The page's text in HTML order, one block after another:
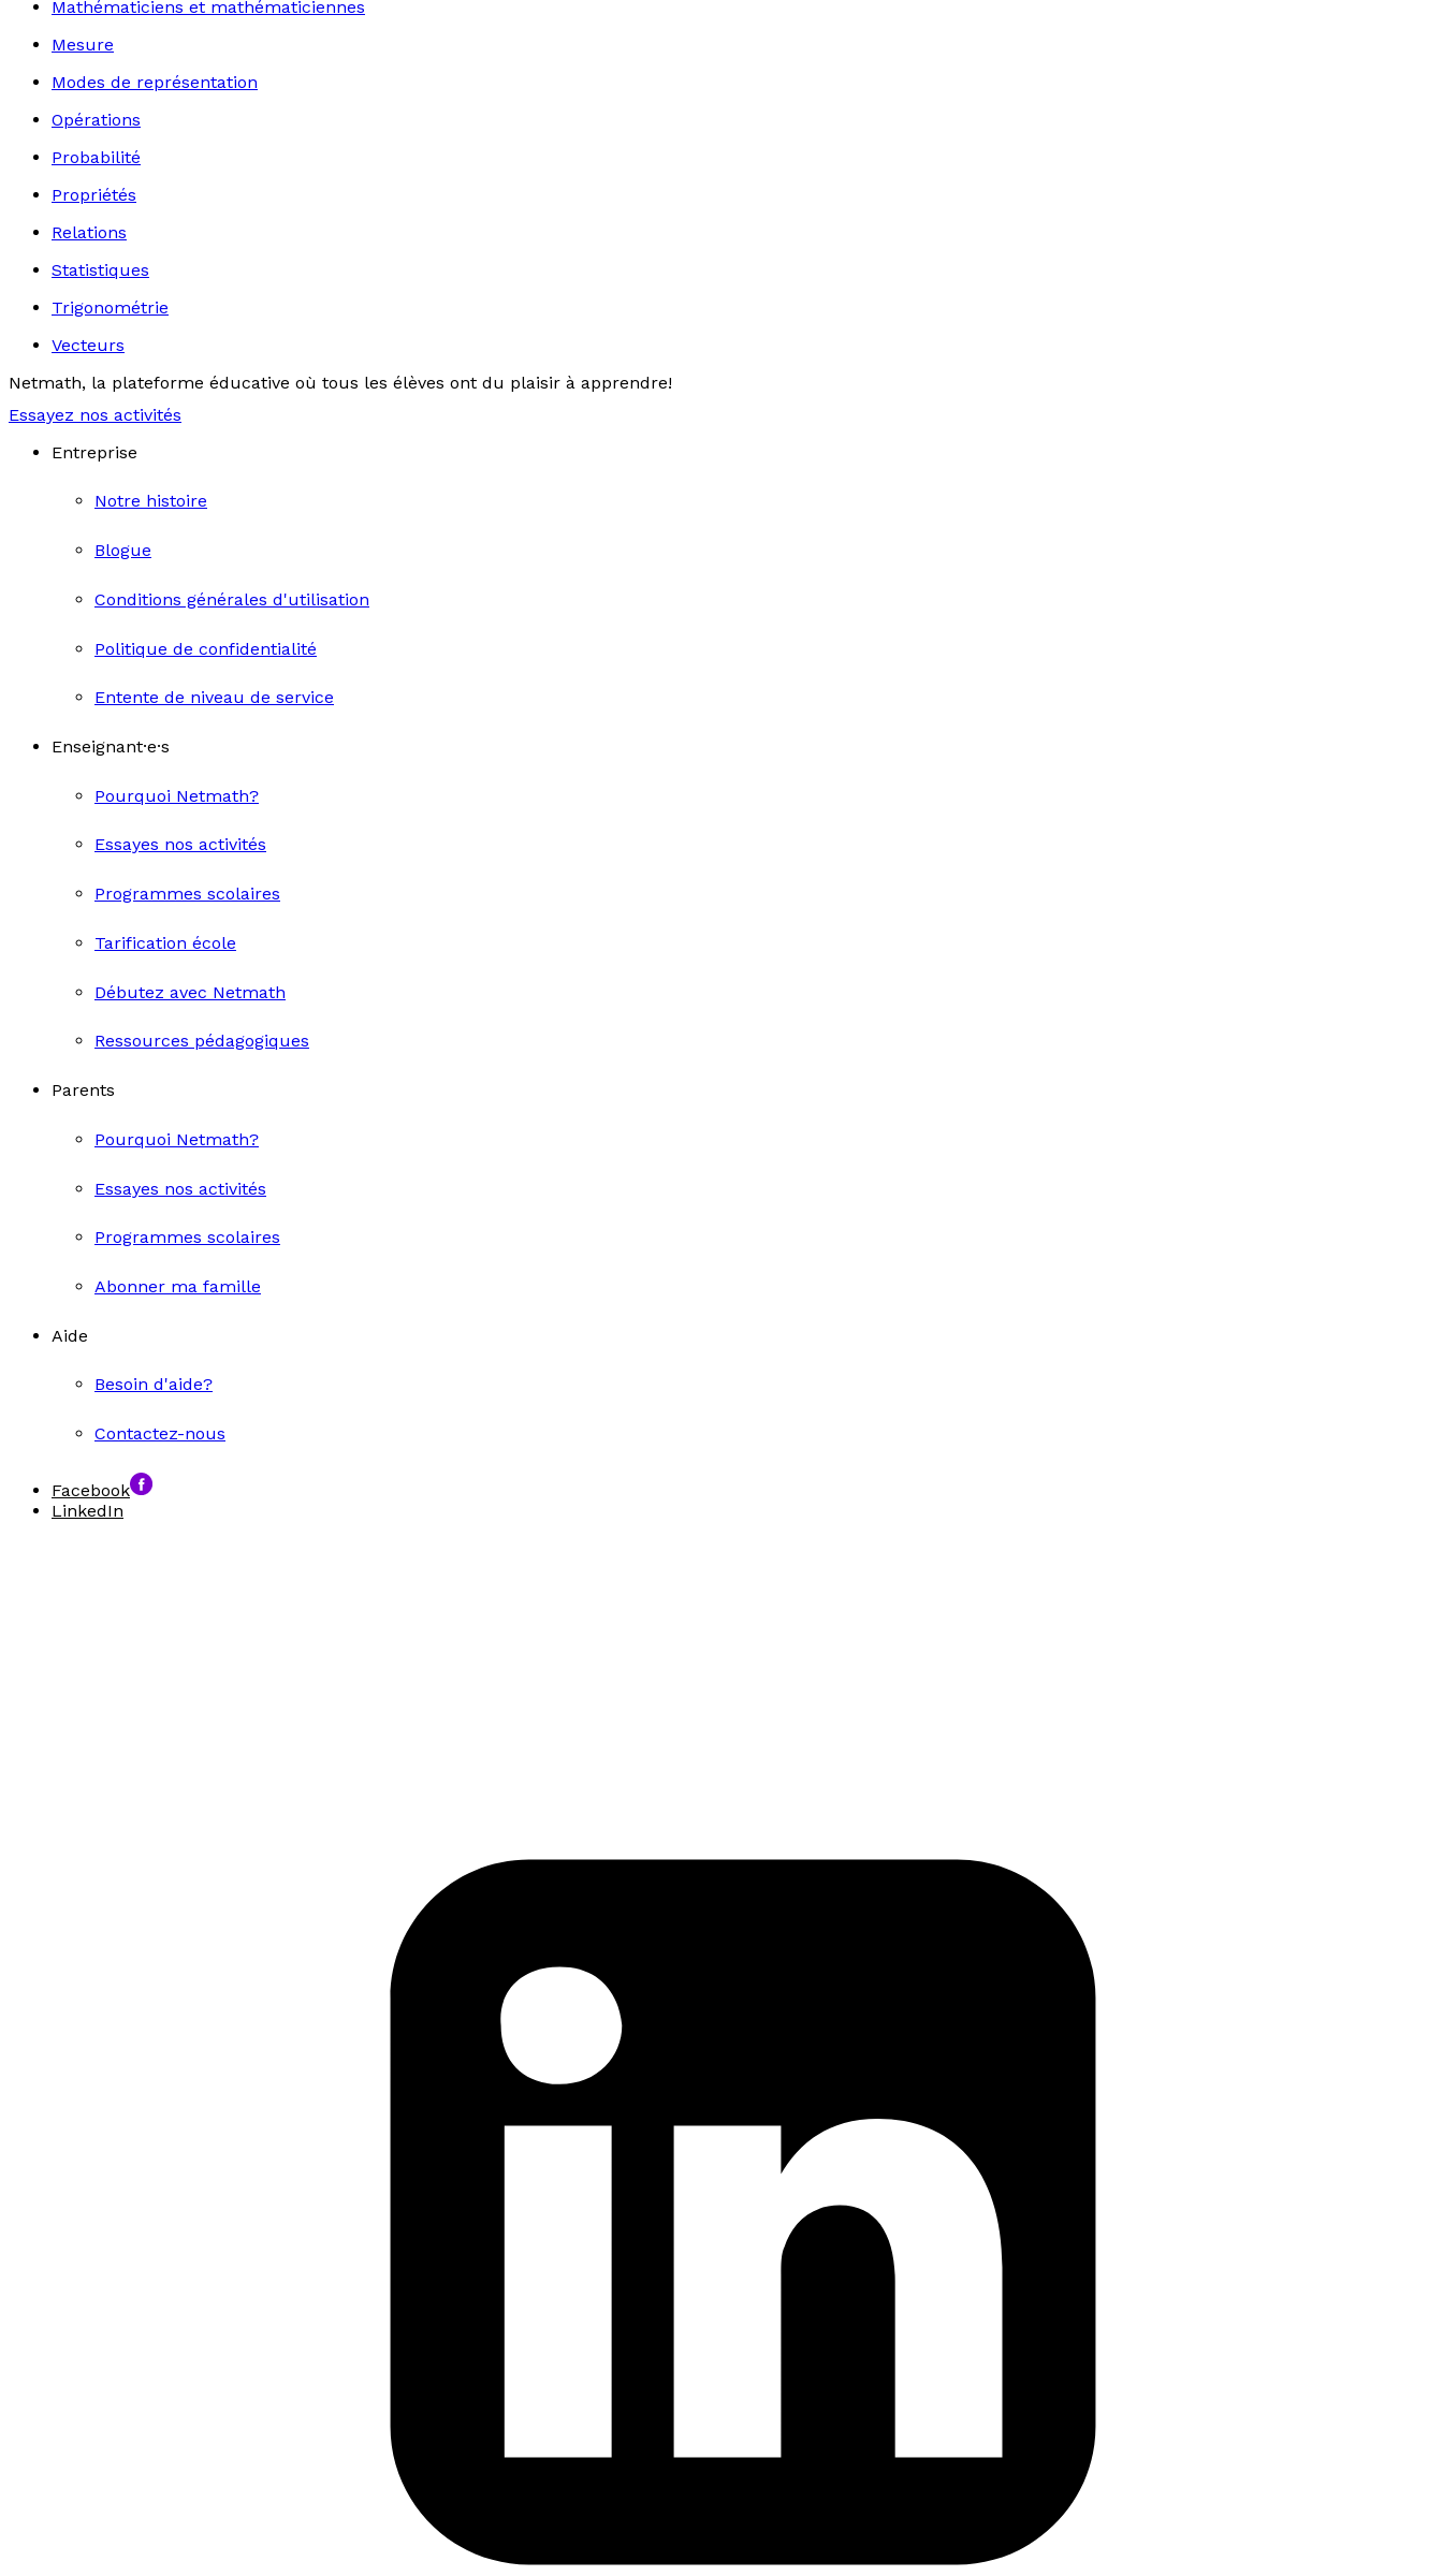
Mathématiciens et mathématiciennes
Mesure
Modes de représentation
Opérations
Probabilité
Propriétés
Relations
Statistiques
Trigonométrie
Vecteurs
Netmath, la plateforme éducative où tous les élèves ont du plaisir à apprendre!
Essayez nos activités
Entreprise
Notre histoire
Blogue
Conditions générales d'utilisation
Politique de confidentialité
Entente de niveau de service
Enseignant·e·s
Pourquoi Netmath?
Essayes nos activités
Programmes scolaires
Tarification école
Débutez avec Netmath
Ressources pédagogiques
Parents
Pourquoi Netmath?
Essayes nos activités
Programmes scolaires
Abonner ma famille
Aide
Besoin d'aide?
Contactez-nous
Facebook
LinkedIn